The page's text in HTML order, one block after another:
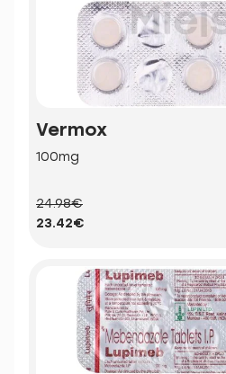
Vermox
100mg
24.98€
23.42€